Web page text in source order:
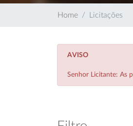
Home Licitações
AVISO
Senhor Licitante: As